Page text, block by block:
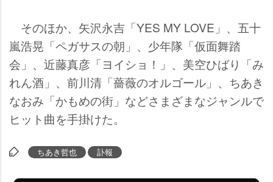
そのほか、矢沢永吉「YES MY LOVE」、五十
嵐浩晃「ペガサスの朝」、少年隊「仮面舞踏
会」、近藤真彦「ヨイショ！」、美空ひばり「み
れん酒」、前川清「薔薇のオルゴール」、ちあき
なおみ「かもめの街」などさまざまなジャンルで
ヒット曲を手掛けた。
ちあき哲也 訃報